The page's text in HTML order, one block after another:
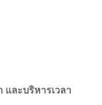
และบริหารเวลา